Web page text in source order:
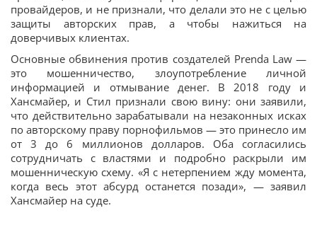
провайдеров, и не признали, что делали это не с целью
защиты авторских прав, а чтобы нажиться на
доверчивых клиентах.
Основные обвинения против создателей Prenda Law —
это мошенничество, злоупотребление личной
информацией и отмывание денег. В 2018 году и
Хансмайер, и Стил признали свою вину: они заявили,
что действительно зарабатывали на незаконных исках
по авторскому праву порнофильмов — это принесло им
от 3 до 6 миллионов долларов. Оба согласились
сотрудничать с властями и подробно раскрыли им
мошенническую схему. «Я с нетерпением жду момента,
когда весь этот абсурд останется позади», — заявил
Хансмайер на суде.